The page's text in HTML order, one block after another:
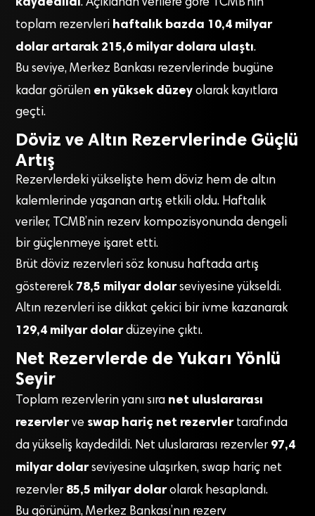
. Açıklanan verilere göre TCMB’nin
toplam rezervleri haftalık bazda 10,4 milyar
dolar artarak 215,6 milyar dolara ulaştı.
Bu seviye, Merkez Bankası rezervlerinde bugüne
kadar görülen en yüksek düzey olarak kayıtlara
geçti.
Döviz ve Altın Rezervlerinde Güçlü
Artış
Rezervlerdeki yükselişte hem döviz hem de altın
kalemlerinde yaşanan artış etkili oldu. Haftalık
veriler, TCMB’nin rezerv kompozisyonunda dengeli
bir güçlenmeye işaret etti.
Brüt döviz rezervleri söz konusu haftada artış
göstererek 78,5 milyar dolarseviyesine yükseldi.
Altın rezervleri ise dikkat çekici bir ivme kazanarak
129,4 milyar dolardüzeyine çıktı.
Net Rezervlerde de Yukarı Yönlü
Seyir
Toplam rezervlerin yanı sıra net uluslararası
rezervlerve swap hariç net rezervlertarafında
da yükseliş kaydedildi. Net uluslararası rezervler 97,4
milyar dolarseviyesine ulaşırken, swap hariç net
rezervler 85,5 milyar dolarolarak hesaplandı.
Bu görünüm, Merkez Bankası’nın rezerv